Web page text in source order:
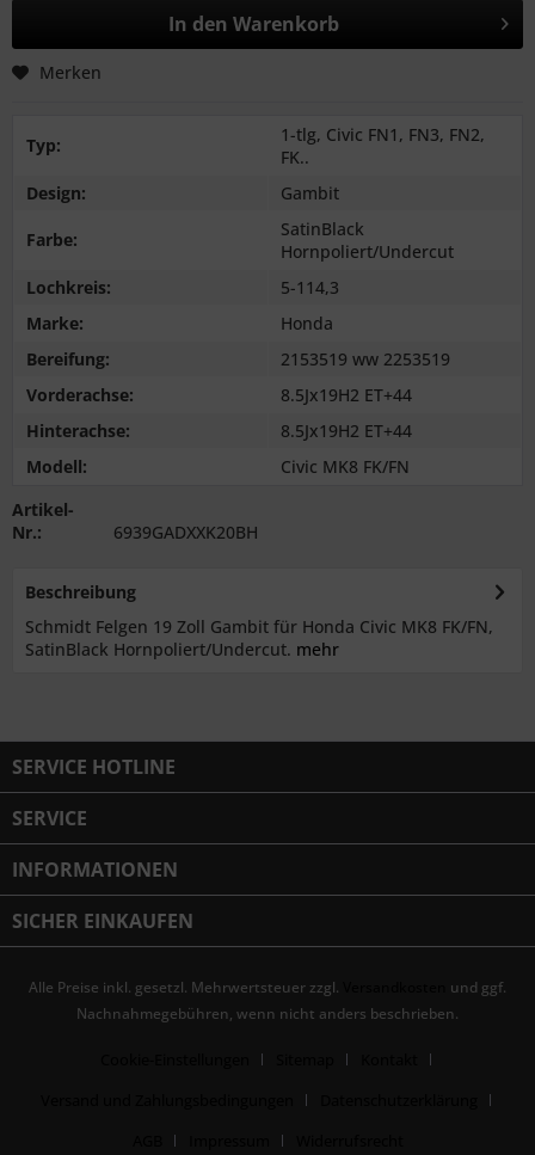
In den Warenkorb
Merken
Typ:
1-tlg, Civic FN1, FN3, FN2,
FK..
Design:
Gambit
Farbe:
SatinBlack
Hornpoliert/Undercut
Lochkreis:
5-114,3
Marke:
Honda
Bereifung:
2153519 ww 2253519
Vorderachse:
8.5Jx19H2 ET+44
Hinterachse:
8.5Jx19H2 ET+44
Modell:
Civic MK8 FK/FN
Artikel-
Nr.:
6939GADXXK20BH
Beschreibung
Schmidt Felgen 19 Zoll Gambit für Honda Civic MK8 FK/FN,
SatinBlack Hornpoliert/Undercut. mehr
SERVICE HOTLINE
SERVICE
INFORMATIONEN
SICHER EINKAUFEN
Alle Preise inkl. gesetzl. Mehrwertsteuer zzgl.
und ggf.
Nachnahmegebühren, wenn nicht anders beschrieben.